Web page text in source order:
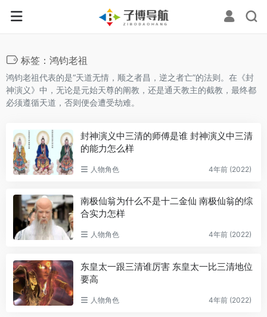
标签：鸿钧老祖
鸿钧老祖代表的是“天道无情，顺之者昌，逆之者亡”的法则。在《封
神演义》中，无论是元始天尊的阐教，还是通天教主的截教，最终都
必须遵循天道，否则便会遭受劫难。
封神演义中三清的师傅是谁 封神演义中三清
的能力怎么样
人物角色 4年前 (2022)
南极仙翁为什么不是十二金仙 南极仙翁的综
合实力怎样
人物角色 4年前 (2022)
东皇太一跟三清谁厉害 东皇太一比三清地位
要高
人物角色 4年前 (2022)